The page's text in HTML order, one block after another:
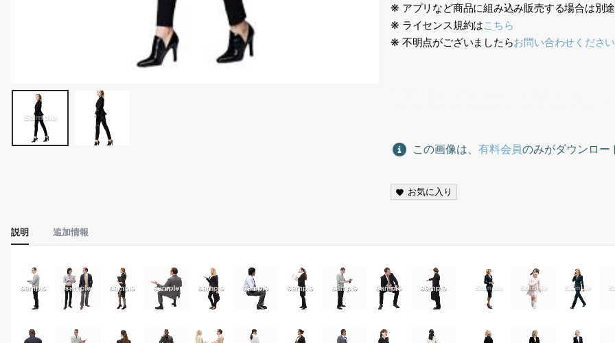
❋ アプリなど商品に組み込み販売する場合は別
❋ ライセンス規約はこちら
❋ 不明点がございましたらお問い合わせください
この画像は、有料会員のみがダウンロー
お気に入り
説明 追加情報